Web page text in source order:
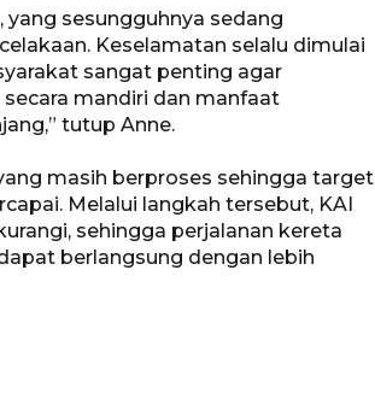
sesungguhnya sedang
Keselamatan selalu dimulai
sangat penting agar
mandiri dan manfaat
tutup Anne.
masih berproses sehingga target
Melalui langkah tersebut, KAI
sehingga perjalanan kereta
berlangsung dengan lebih